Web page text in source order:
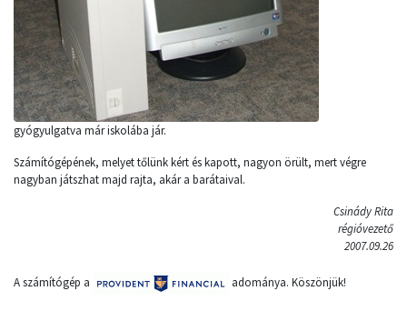
gyógyulgatva már iskolába jár.
Számítógépének, melyet tőlünk kért és kapott, nagyon örült, mert végre
nagyban játszhat majd rajta, akár a barátaival.
Csinády Rita
régióvezető
2007.09.26
A számítógép a adománya. Köszönjük!